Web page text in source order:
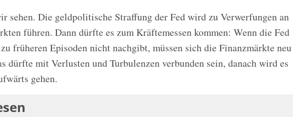
sehen. Die geldpolitische Straffung der Fed wird zu Verwerfungen an
führen. Dann dürfte es zum Kräftemessen kommen: Wenn die Fed
früheren Episoden nicht nachgibt, müssen sich die Finanzmärkte neu
dürfte mit Verlusten und Turbulenzen verbunden sein, danach wird es
gehen.